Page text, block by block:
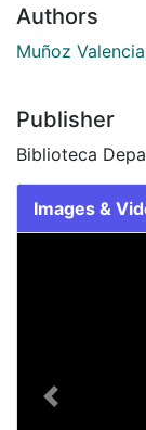
Authors
Muñoz
Publisher
Biblioteca
Images &
Previous